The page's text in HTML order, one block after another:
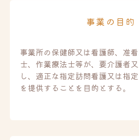
事業の目的
事業所の保健師又は看護師、准
士、作業療法士等が、要介護者
し、適正な指定訪問看護又は指
を提供することを目的とする。